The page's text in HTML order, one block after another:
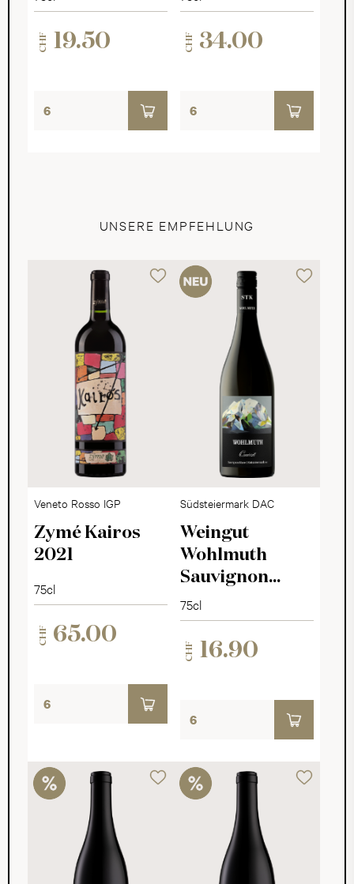
CHF 19.50 CHF 34.00
UNSERE EMPFEHLUNG
Veneto Rosso IGP
Zymé Kairos
2021
75cl
CHF 65.00
Südsteiermark DAC
Weingut
Wohlmuth
Sauvignon
Blanc Quarzit
2025
75cl
CHF 16.90